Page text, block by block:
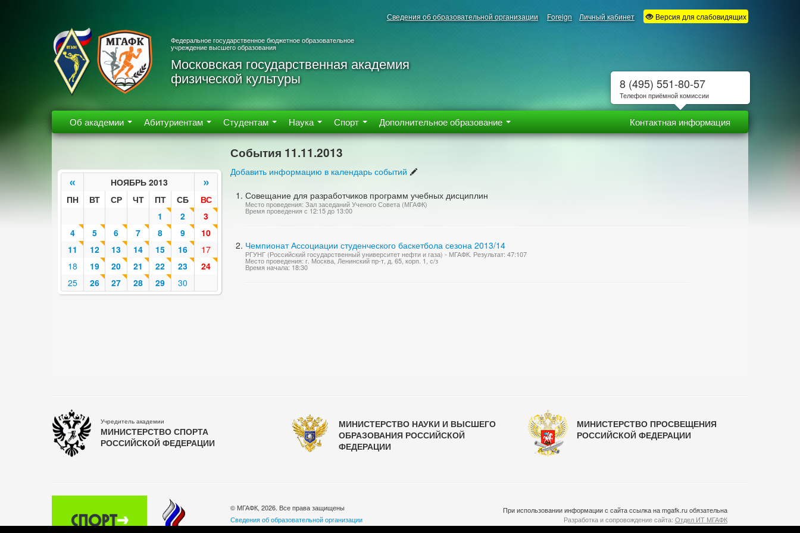
Сведения об образовательной организации Foreign Личный кабинет Версия для слабовидящих
Федеральное государственное бюджетное образовательное
учреждение высшего образования
Московская государственная академия
физической культуры
Об академии Абитуриентам Студентам Наука Спорт Дополнительное образование Контактная информация
« НОЯБРЬ 2013 »
ПН ВТ СР ЧТ ПТ СБ
ВС
1
2
3
4
5 6 7 8 9
10
11
12 13 14 15 16
17
18
19 20 21 22 23
24
25
26 27 28 29 30
События 11.11.2013
Добавить информацию в календарь событий
Совещание для разработчиков программ учебных дисциплин
Место проведения: Зал заседаний Ученого Совета (МГАФК)
Время проведения с 12:15 до 13:00
Чемпионат Ассоциации студенческого баскетбола сезона 2013/14
РГУНГ (Российский государственный университет нефти и газа) - МГАФК. Результат: 47:107
Место проведения: г. Москва, Ленинский пр-т, д. 65, корп. 1, с/з
Время начала: 18:30
Учредитель академии
МИНИСТЕРСТВО СПОРТА
РОССИЙСКОЙ ФЕДЕРАЦИИ
МИНИСТЕРСТВО НАУКИ И ВЫСШЕГО
ОБРАЗОВАНИЯ РОССИЙСКОЙ
ФЕДЕРАЦИИ
МИНИСТЕРСТВО ПРОСВЕЩЕНИЯ
РОССИЙСКОЙ ФЕДЕРАЦИИ
© МГАФК, 2026. Все права защищены
Сведения об образовательной организации
При использовании информации с сайта ссылка на mgafk.ru обязательна
Разработка и сопровождение сайта: Отдел ИТ МГАФК
Система управления контентом:temeshov.ru
8 (495) 551-80-57
Телефон приёмной комиссии